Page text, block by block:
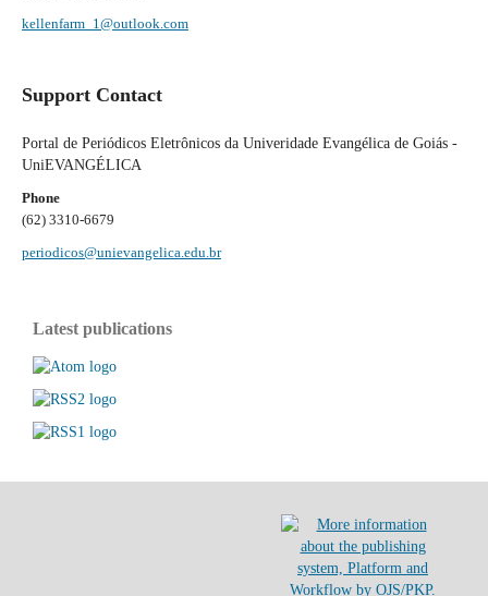
kellenfarm_1@outlook.com
Support Contact
Portal de Periódicos Eletrônicos da Univeridade Evangélica de Goiás -
UniEVANGÉLICA
Phone
(62) 3310-6679
periodicos@unievangelica.edu.br
Latest publications